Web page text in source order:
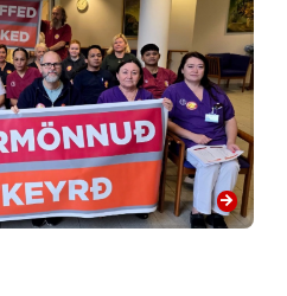
arrow_forward